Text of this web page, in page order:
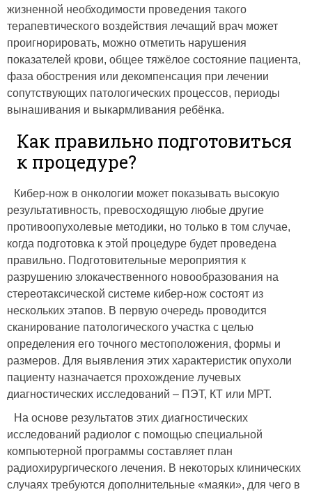
жизненной необходимости проведения такого
терапевтического воздействия лечащий врач может
проигнорировать, можно отметить нарушения
показателей крови, общее тяжёлое состояние пациента,
фаза обострения или декомпенсация при лечении
сопутствующих патологических процессов, периоды
вынашивания и выкармливания ребёнка.
Как правильно подготовиться
к процедуре?
Кибер-нож в онкологии может показывать высокую
результативность, превосходящую любые другие
противоопухолевые методики, но только в том случае,
когда подготовка к этой процедуре будет проведена
правильно. Подготовительные мероприятия к
разрушению злокачественного новообразования на
стереотаксической системе кибер-нож состоят из
нескольких этапов. В первую очередь проводится
сканирование патологического участка с целью
определения его точного местоположения, формы и
размеров. Для выявления этих характеристик опухоли
пациенту назначается прохождение лучевых
диагностических исследований – ПЭТ, КТ или МРТ.
На основе результатов этих диагностических
исследований радиолог с помощью специальной
компьютерной программы составляет план
радиохирургического лечения. В некоторых клинических
случаях требуются дополнительные «маяки», для чего в